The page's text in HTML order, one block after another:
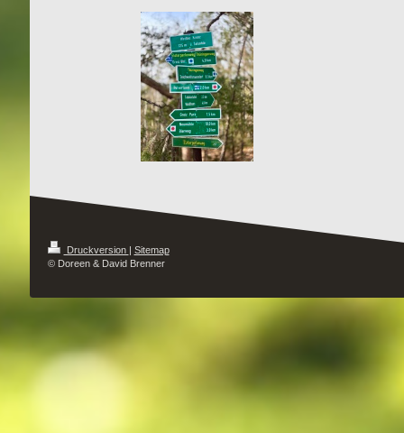
Druckversion | Sitemap
© Doreen & David Brenner